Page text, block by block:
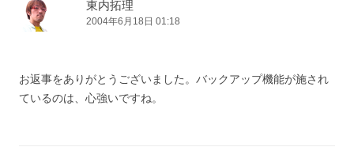
東内拓理
2004年6月18日 01:18
お返事をありがとうございました。バックアップ機能が施され
ているのは、心強いですね。